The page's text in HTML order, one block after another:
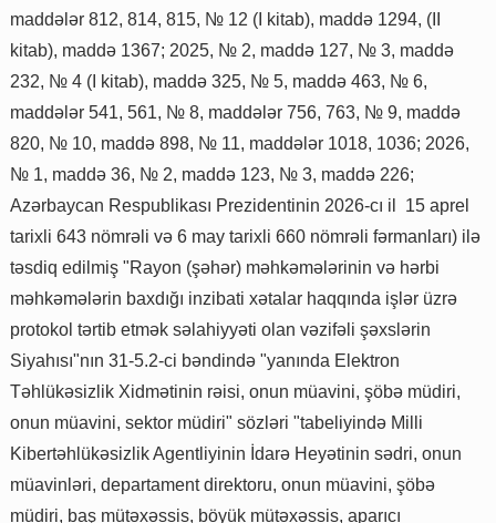
maddələr 812, 814, 815, № 12 (I kitab), maddə 1294, (II
kitab), maddə 1367; 2025, № 2, maddə 127, № 3, maddə
232, № 4 (I kitab), maddə 325, № 5, maddə 463, № 6,
maddələr 541, 561, № 8, maddələr 756, 763, № 9, maddə
820, № 10, maddə 898, № 11, maddələr 1018, 1036; 2026,
№ 1, maddə 36, № 2, maddə 123, № 3, maddə 226;
Azərbaycan Respublikası Prezidentinin 2026-cı il 15 aprel
tarixli 643 nömrəli və 6 may tarixli 660 nömrəli fərmanları) ilə
təsdiq edilmiş "Rayon (şəhər) məhkəmələrinin və hərbi
məhkəmələrin baxdığı inzibati xətalar haqqında işlər üzrə
protokol tərtib etmək səlahiyyəti olan vəzifəli şəxslərin
Siyahısı"nın 31-5.2-ci bəndində "yanında Elektron
Təhlükəsizlik Xidmətinin rəisi, onun müavini, şöbə müdiri,
onun müavini, sektor müdiri" sözləri "tabeliyində Milli
Kibertəhlükəsizlik Agentliyinin İdarə Heyətinin sədri, onun
müavinləri, departament direktoru, onun müavini, şöbə
müdiri, baş mütəxəssis, böyük mütəxəssis, aparıcı